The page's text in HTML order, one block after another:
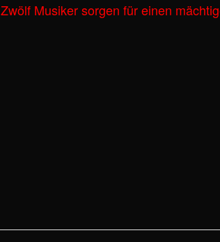
Zwölf Musiker sorgen für einen